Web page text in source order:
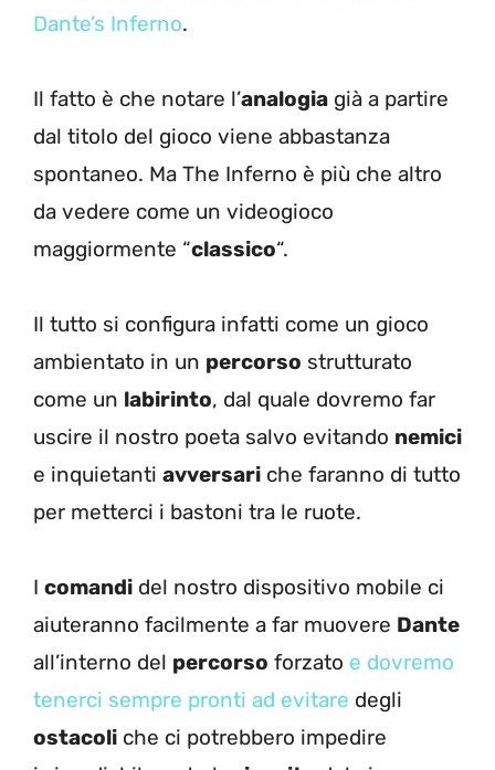
Dante’s Inferno.
Il fatto è che notare l’analogia già a partire
dal titolo del gioco viene abbastanza
spontaneo. Ma The Inferno è più che altro
da vedere come un videogioco
maggiormente “classico“.
Il tutto si configura infatti come un gioco
ambientato in un percorso strutturato
come un labirinto, dal quale dovremo far
uscire il nostro poeta salvo evitando nemici
e inquietanti avversari che faranno di tutto
per metterci i bastoni tra le ruote.
I comandi del nostro dispositivo mobile ci
aiuteranno facilmente a far muovere Dante
all’interno del percorso forzato e dovremo
tenerci sempre pronti ad evitare degli
ostacoli che ci potrebbero impedire